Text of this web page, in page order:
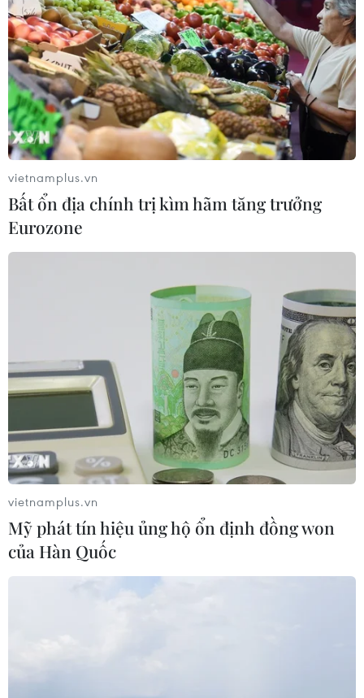
doanh nghiệp nhà nước mạnh và bài
vietnamplus.vn
Bất ổn địa chính trị kìm hãm tăng trưởng
Eurozone
vietnamplus.vn
Mỹ phát tín hiệu ủng hộ ổn định đồng won
của Hàn Quốc